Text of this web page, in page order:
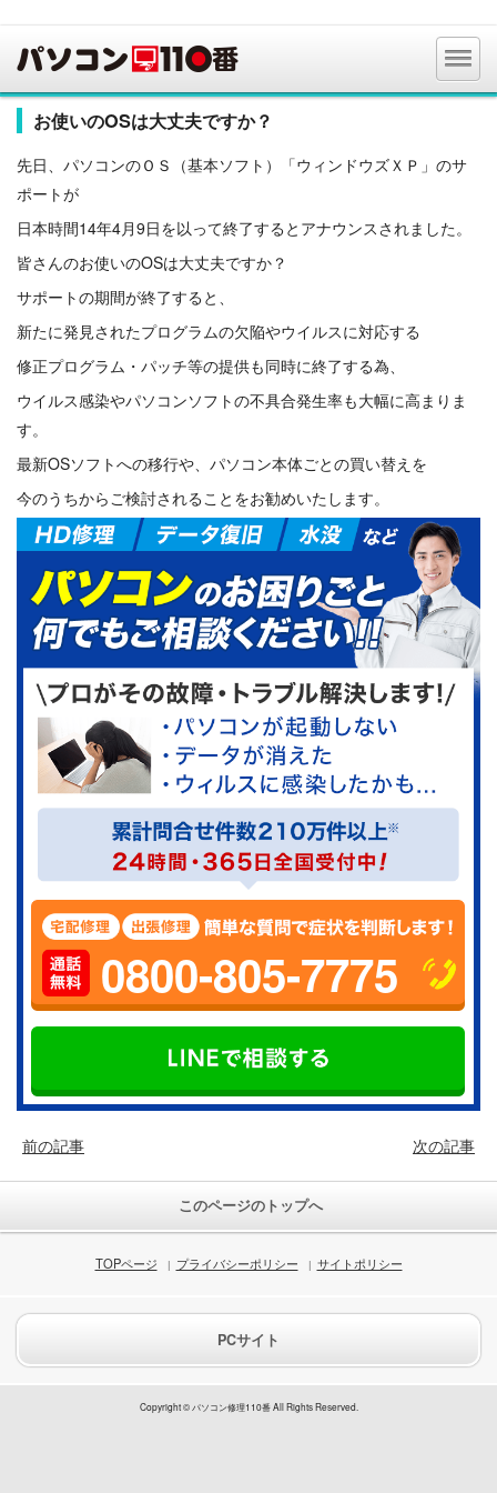
お使いのOSは大丈夫ですか？
先日、パソコンのＯＳ（基本ソフト）「ウィンドウズＸＰ」のサ
ポートが
日本時間14年4月9日を以って終了するとアナウンスされました。
皆さんのお使いのOSは大丈夫ですか？
サポートの期間が終了すると、
新たに発見されたプログラムの欠陥やウイルスに対応する
修正プログラム・パッチ等の提供も同時に終了する為、
ウイルス感染やパソコンソフトの不具合発生率も大幅に高まりま
す。
最新OSソフトへの移行や、パソコン本体ごとの買い替えを
今のうちからご検討されることをお勧めいたします。
0800-805-7775
前の記事 次の記事
このページのトップへ
TOPページ プライバシーポリシー サイトポリシー
PCサイト
Copyright © パソコン修理110番 All Rights Reserved.